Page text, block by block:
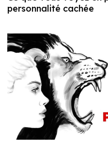
personnalité cachée